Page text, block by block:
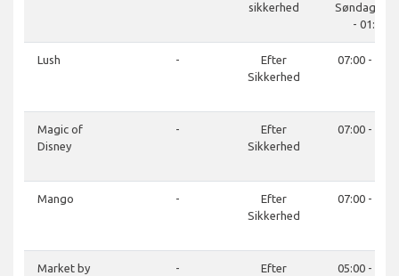
sikkerhed
Søndag
- 01:00
Lush -
Efter
Sikkerhed
07:00 -
Magic of
Disney
-
Efter
Sikkerhed
07:00 -
Mango -
Efter
Sikkerhed
07:00 -
Market by
-
Efter
05:00 -